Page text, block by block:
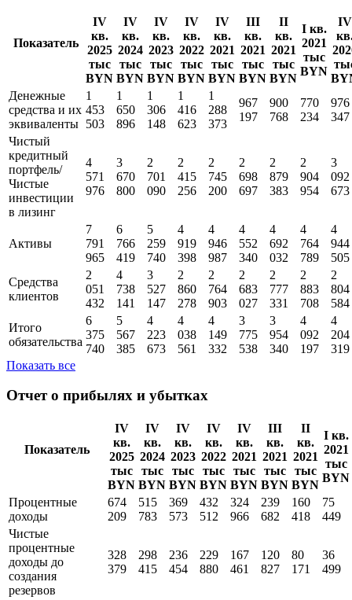
Показатель
IV
кв.
2025
тыс
BYN
IV
кв.
2024
тыс
BYN
IV
кв.
2023
тыс
BYN
IV
кв.
2022
тыс
BYN
IV
кв.
2021
тыс
BYN
III
кв.
2021
тыс
BYN
II
кв.
2021
тыс
BYN
I кв.
2021
тыс
BYN
IV
Денежные
средства и их
эквиваленты
1
453
503
1
650
896
1
306
148
1
416
623
1
288
373
967
197
900
768
770
234
976
347
Чистый
кредитный
портфель/
Чистые
инвестиции
в лизинг
4
571
976
3
670
800
2
701
090
2
415
256
2
745
200
2
698
697
2
879
383
2
904
954
3
092
673
Активы
7
791
965
6
766
419
5
259
740
4
919
398
4
946
987
4
552
340
4
692
032
4
764
789
4
944
505
Средства
клиентов
2
051
432
4
738
141
3
527
147
2
860
278
2
764
903
2
683
027
2
777
331
2
883
708
2
804
584
Итого
обязательства
6
375
740
5
567
385
4
223
673
4
038
561
4
149
332
3
775
538
3
954
340
4
092
197
4
204
319
Показать все
Отчет о прибылях и убытках
Показатель
IV
кв.
2025
тыс
BYN
IV
кв.
2024
тыс
BYN
IV
кв.
2023
тыс
BYN
IV
кв.
2022
тыс
BYN
IV
кв.
2021
тыс
BYN
III
кв.
2021
тыс
BYN
II
кв.
2021
тыс
BYN
I кв.
2021
тыс
BYN
Процентные
доходы
674
209
515
783
369
573
432
512
324
966
239
682
160
418
75
449
Чистые
процентные
доходы до
создания
резервов
328
379
298
415
236
454
229
880
167
461
120
827
80
171
36
499